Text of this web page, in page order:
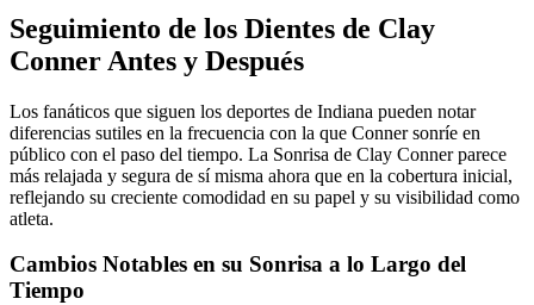
Seguimiento de los Dientes de Clay
Conner Antes y Después
Los fanáticos que siguen los deportes de Indiana pueden notar
diferencias sutiles en la frecuencia con la que Conner sonríe en
público con el paso del tiempo. La Sonrisa de Clay Conner parece
más relajada y segura de sí misma ahora que en la cobertura inicial,
reflejando su creciente comodidad en su papel y su visibilidad como
atleta.
Cambios Notables en su Sonrisa a lo Largo del
Tiempo